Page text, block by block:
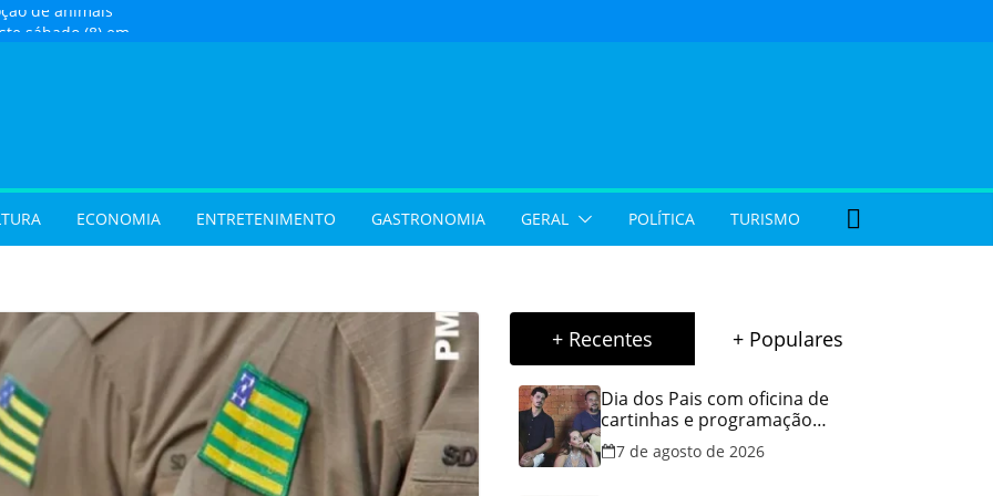
de animais
cresce no
e grandes
sobrenome após o
exigir atualização dos
dos filhos para evitar
ECONOMIA ENTRETENIMENTO GASTRONOMIA GERAL POLÍTICA TURISMO
+ Recentes + Populares
Dia dos Pais com oficina de
cartinhas e programação
musical gratuita em Aparecida
de Goiânia
7 de agosto de 2026